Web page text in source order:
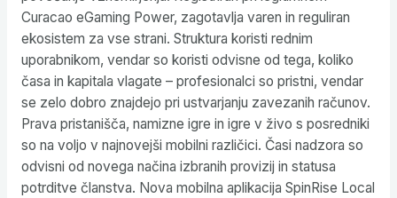
Curacao eGaming Power, zagotavlja varen in reguliran
ekosistem za vse strani. Struktura koristi rednim
uporabnikom, vendar so koristi odvisne od tega, koliko
časa in kapitala vlagate – profesionalci so pristni, vendar
se zelo dobro znajdejo pri ustvarjanju zavezanih računov.
Prava pristanišča, namizne igre in igre v živo s posredniki
so na voljo v najnovejši mobilni različici. Časi nadzora so
odvisni od novega načina izbranih provizij in statusa
potrditve članstva. Nova mobilna aplikacija SpinRise Local